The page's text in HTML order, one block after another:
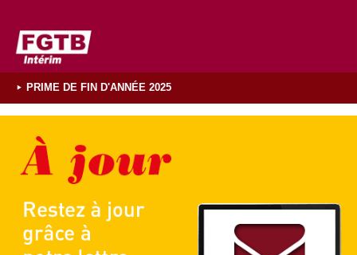
PRIME DE FIN D'ANNÉE 2025